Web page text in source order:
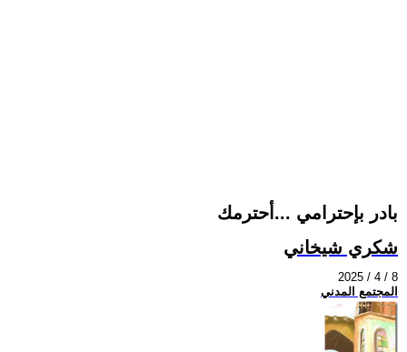
بادر بإحترامي ...أحترمك
شكري شيخاني
2025 / 4 / 8
المجتمع المدني